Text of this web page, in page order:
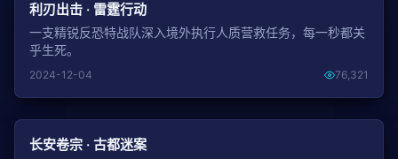
利刃出击 · 雷霆行动
一支精锐反恐特战队深入境外执行人质营救任务，每一秒都关
乎生死。
2024-12-04 76,321
长安卷宗 · 古都迷案